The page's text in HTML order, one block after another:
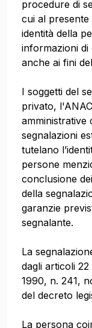
procedure di
cui al
identità della
informazioni di
anche ai fini
I soggetti del
privato,
amministrative
segnalazioni
tutelano
persone
conclusione
della
garanzie
segnalante.
La
dagli articoli
1990, n. 241,
del decreto
La persona